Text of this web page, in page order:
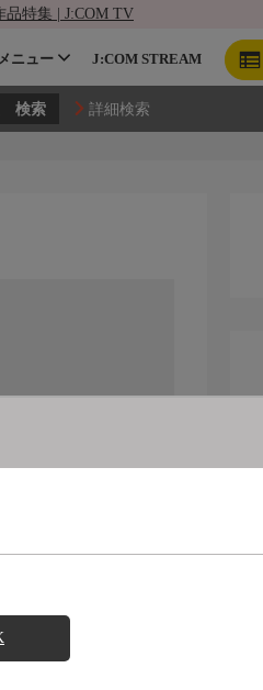
品特集 | J:COM TV
ニュー J:COM STREAM
詳細検索